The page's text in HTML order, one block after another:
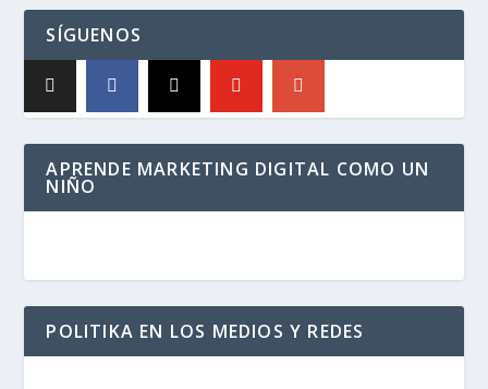
SÍGUENOS
APRENDE MARKETING DIGITAL COMO UN
NIÑO
POLITIKA EN LOS MEDIOS Y REDES